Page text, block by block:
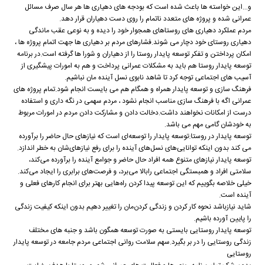
و...این خواسته ها باعث شده است که بودجه های دهیاری ها هر سال صرف مسائل
عمرانی شده و پروژه های متعدد ناتمام را روی دست دهیاران قرار دهد.
مردم عملکرد دهیاری های روستاهای همجوار خود را دیده و به نوعی عقب ماندگی
دهیاری روستای خود دچار می شوند.فشارهای مردم بر دهیاری ها جهت اتمام پروژه ها ،
امکان پرداختن و تفکر توسعه پایدار روستا را از دهیاران و شورا ها گرفته است.در برنامه
توسعه پایدار روستا هم باید به مشکلات عمرانی پرداخت و هم به امورات پیشگیری از
آسیب های اجتماعی توجه کرد تا شاهد نابوی نسل آینده مان نباشیم.
فرهنگ سازی و توسعه پایدار همراه و همگام هم می بایست انجام شود.تمام پروژه های
عمرانی اگه با فرهنگ سازی مناسب انجام نشود ، مردم سهمی در نگه داری و استفاده
درست از امکانات نخواهند داشت.دخالت دادن و مشارکت دادن مردم در امورات مربوط
به خودشان گامی مهم می باشد.
توسعه پایدار در روستا:توسعه پایدار را توسعه‌ای است که نیازهای حال حاضر را برآورده
می کند بدون اینکه توانایی‌های نسل‌های آینده را برای رفع نیازهای‌شان به خطر اندازد.
توسعه پایدار نیازهای متنوع همه افراد حال حاضر و جوامع آینده را برآورده می‌کند،
سلامتی افراد و همبستگی اجتماعی رابالا می‌برد، و فرصت‌های برابری را ایجاد می‌کند.
خیلی خلاصه بگوییم که این توسعه پیدا کردن راه‌هایی بهتر برای انجام کارهای فعلی و
آینده است.
شاید نیازباشد نحوه کار کردن و زندگی کردن‌مان را تغییر دهیم بدون اینکه کیفیت زندگی
را پایین آورده باشیم.
توسعه پایدار روستایی بایستی به صورت توسعه همگون باشد و جنبه های مختلف
زندگی روستایی را در بر بگیرد.سهم سلامت روانی اجتماعی مردم جامعه در توسعه پایدار
روستایی